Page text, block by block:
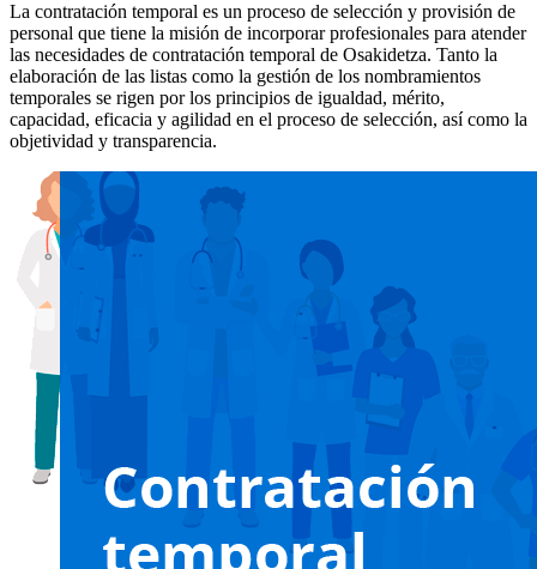
La contratación temporal es un proceso de selección y provisión de
personal que tiene la misión de incorporar profesionales para atender
las necesidades de contratación temporal de Osakidetza. Tanto la
elaboración de las listas como la gestión de los nombramientos
temporales se rigen por los principios de igualdad, mérito,
capacidad, eficacia y agilidad en el proceso de selección, así como la
objetividad y transparencia.